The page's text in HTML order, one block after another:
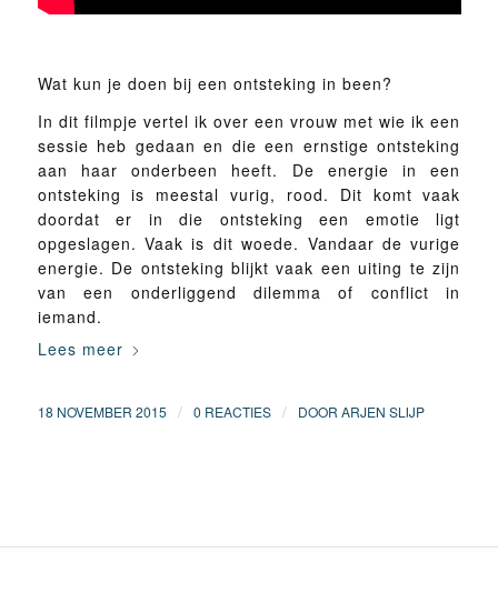
Wat kun je doen bij een ontsteking in been?
In dit filmpje vertel ik over een vrouw met wie ik een
sessie heb gedaan en die een ernstige ontsteking
aan haar onderbeen heeft. De energie in een
ontsteking is meestal vurig, rood. Dit komt vaak
doordat er in die ontsteking een emotie ligt
opgeslagen. Vaak is dit woede. Vandaar de vurige
energie. De ontsteking blijkt vaak een uiting te zijn
van een onderliggend dilemma of conflict in
iemand.
Lees meer
18 NOVEMBER 2015 / 0 REACTIES / DOOR ARJEN SLIJP